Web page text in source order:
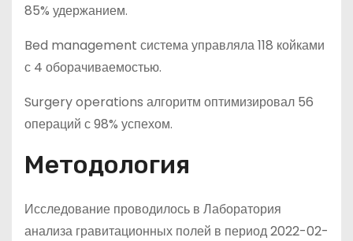
85% удержанием.
Bed management система управляла 118 койками
с 4 оборачиваемостью.
Surgery operations алгоритм оптимизировал 56
операций с 98% успехом.
Методология
Исследование проводилось в Лаборатория
анализа гравитационных полей в период 2022-02-